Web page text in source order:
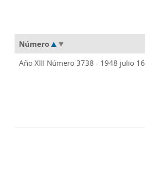
Número
Año XIII Número 3738 - 1948 julio 16